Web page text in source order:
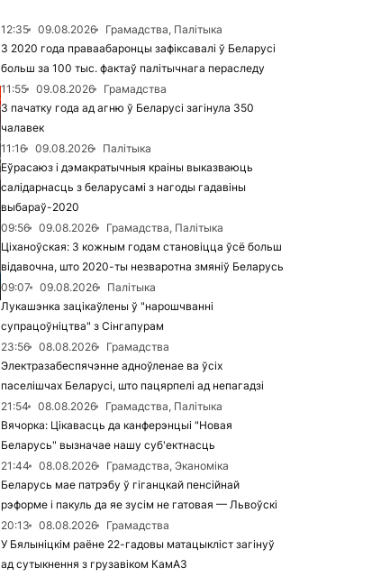
12:35 09.08.2026
Грамадства, Палітыка
З 2020 года праваабаронцы зафіксавалі ў Беларусі
больш за 100 тыс. фактаў палітычнага пераследу
11:55
09.08.2026
Грамадства
З пачатку года ад агню ў Беларусі загінула 350
чалавек
11:16
09.08.2026
Палітыка
Еўрасаюз і дэмакратычныя краіны выказваюць
салідарнасць з беларусамі з нагоды гадавіны
выбараў-2020
09:56
09.08.2026
Грамадства, Палітыка
Ціханоўская: З кожным годам становіцца ўсё больш
відавочна, што 2020-ты незваротна змяніў Беларусь
09:07
09.08.2026
Палітыка
Лукашэнка зацікаўлены ў "нарошчванні
супрацоўніцтва" з Сінгапурам
23:56
08.08.2026
Грамадства
Электразабеспячэнне адноўленае ва ўсіх
паселішчах Беларусі, што пацярпелі ад непагадзі
21:54
08.08.2026
Грамадства, Палітыка
Вячорка: Цікавасць да канферэнцыі "Новая
Беларусь" вызначае нашу суб'ектнасць
21:44
08.08.2026
Грамадства, Эканоміка
Беларусь мае патрэбу ў гіганцкай пенсійнай
рэформе і пакуль да яе зусім не гатовая — Львоўскі
20:13
08.08.2026
Грамадства
У Бялыніцкім раёне 22-гадовы матацыкліст загінуў
ад сутыкнення з грузавіком КамАЗ